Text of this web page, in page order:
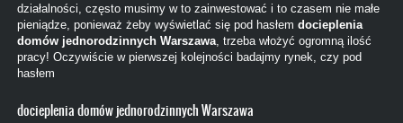
działalności, często musimy w to zainwestować i to czasem nie małe
pieniądze, ponieważ żeby wyświetlać się pod hasłem docieplenia
domów jednorodzinnych Warszawa, trzeba włożyć ogromną ilość
pracy! Oczywiście w pierwszej kolejności badajmy rynek, czy pod
hasłem
docieplenia domów jednorodzinnych Warszawa